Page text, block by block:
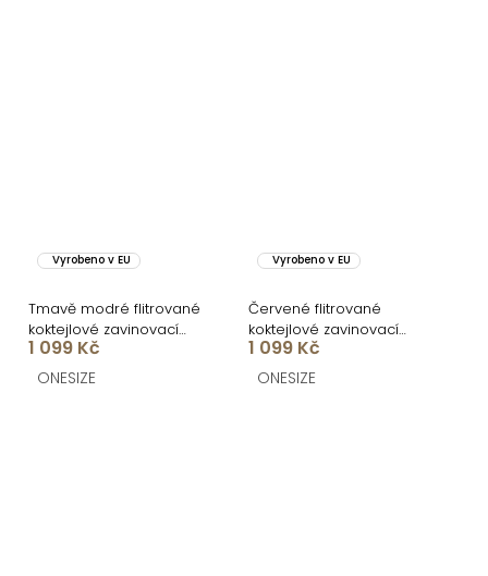
Vyrobeno v EU
Tmavě modré flitrované
koktejlové zavinovací
šaty ARDELE
1 099 Kč
ONESIZE
Vyrobeno v EU
Červené flitrované
koktejlové zavinovací
šaty ARDELE
1 099 Kč
ONESIZE